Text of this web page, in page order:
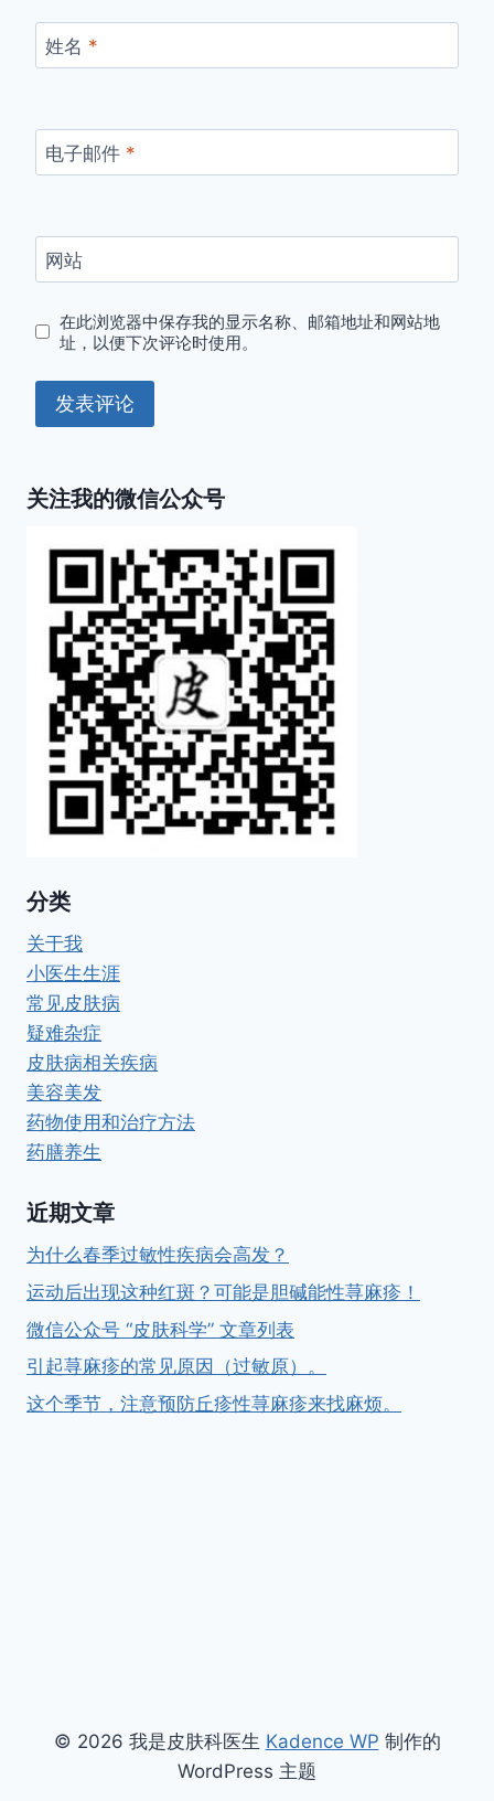
姓名 *
电子邮件 *
网站
在此浏览器中保存我的显示名称、邮箱地址和网站地
址，以便下次评论时使用。
关注我的微信公众号
分类
关于我
小医生生涯
常见皮肤病
疑难杂症
皮肤病相关疾病
美容美发
药物使用和治疗方法
药膳养生
近期文章
为什么春季过敏性疾病会高发？
运动后出现这种红斑？可能是胆碱能性荨麻疹！
微信公众号 “皮肤科学” 文章列表
引起荨麻疹的常见原因（过敏原）。
这个季节，注意预防丘疹性荨麻疹来找麻烦。
© 2026 我是皮肤科医生 Kadence WP 制作的
WordPress 主题